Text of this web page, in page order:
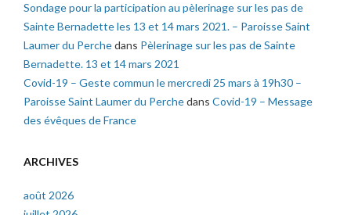
Sondage pour la participation au pèlerinage sur les pas de
Sainte Bernadette les 13 et 14 mars 2021. – Paroisse Saint
Laumer du Perchedans Pèlerinage sur les pas de Sainte
Bernadette. 13 et 14 mars 2021
Covid-19 – Geste commun le mercredi 25 mars à 19h30 –
Paroisse Saint Laumer du Perchedans Covid-19 – Message
des évêques de France
ARCHIVES
août 2026